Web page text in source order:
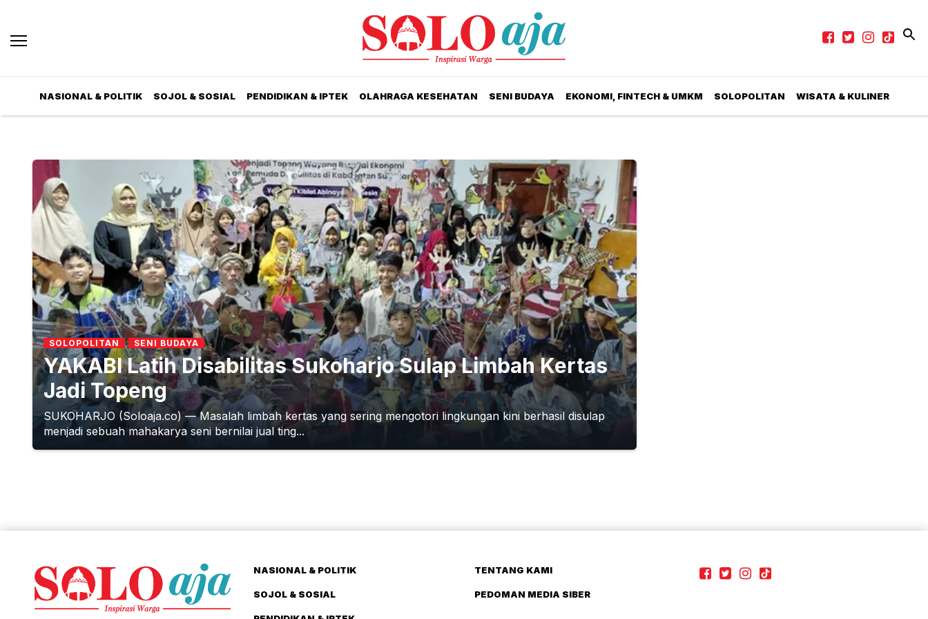
NASIONAL & POLITIK SOJOL & SOSIAL PENDIDIKAN & IPTEK OLAHRAGA KESEHATAN SENI BUDAYA EKONOMI, FINTECH & UMKM SOLOPOLITAN WISATA & KULINER
SOLOPOLITAN SENI BUDAYA
YAKABI Latih Disabilitas Sukoharjo Sulap Limbah Kertas
Jadi Topeng
SUKOHARJO (Soloaja.co) — Masalah limbah kertas yang sering mengotori lingkungan kini berhasil disulap
menjadi sebuah mahakarya seni bernilai jual ting...
NASIONAL & POLITIK
SOJOL & SOSIAL
TENTANG KAMI
PEDOMAN MEDIA SIBER